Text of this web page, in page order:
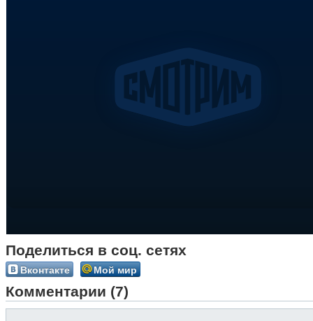
Поделиться в соц. сетях
Вконтакте Мой мир
Комментарии (7)